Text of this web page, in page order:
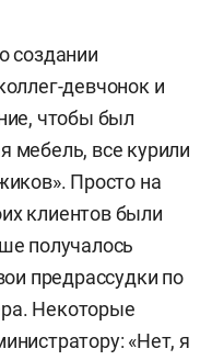
создании
девчонок и
чтобы был
мебель, все курили
Просто на
клиентов были
получалось
предрассудки по
Некоторые
«Нет, я